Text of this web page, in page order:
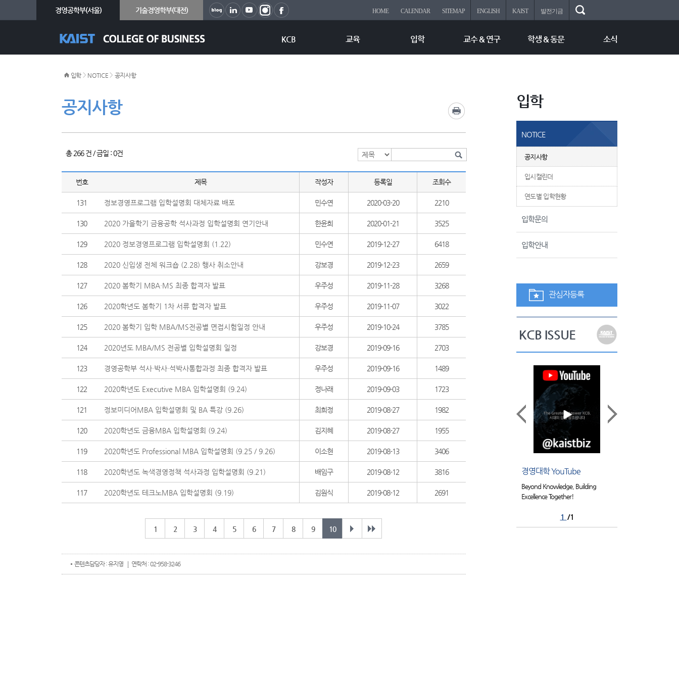
경영공학부(서울) 기술경영학부(대전) HOME CALENDAR SITEMAP ENGLISH KAIST 발전기금
KCB 교육 입학 교수 & 연구 학생 & 동문 소식
공지사항
입학 > NOTICE > 공지사항
총 266 건 / 금일 : 0건
번호 제목 작성자 등록일 조회수
131 정보경영프로그램 입학설명회 대체자료 배포 민수연 2020-03-20 2210
130 2020 가을학기 금융공학 석사과정 입학설명회 연기안내 한윤희 2020-01-21 3525
129 2020 정보경영프로그램 입학설명회 (1.22) 민수연 2019-12-27 6418
128 2020 신입생 전체 워크숍 (2.28) 행사 취소안내 강보경 2019-12-23 2659
127 2020 봄학기 MBA·MS 최종 합격자 발표 우주성 2019-11-28 3268
126 2020학년도 봄학기 1차 서류 합격자 발표 우주성 2019-11-07 3022
125 2020 봄학기 입학 MBA/MS전공별 면접시험일정 안내 우주성 2019-10-24 3785
124 2020년도 MBA/MS 전공별 입학설명회 일정 강보경 2019-09-16 2703
123 경영공학부 석사·박사·석박사통합과정 최종 합격자 발표 우주성 2019-09-16 1489
122 2020학년도 Executive MBA 입학설명회 (9.24) 정나래 2019-09-03 1723
121 정보미디어MBA 입학설명회 및 BA 특강 (9.26) 최희정 2019-08-27 1982
120 2020학년도 금융MBA 입학설명회 (9.24) 김지혜 2019-08-27 1955
119 2020학년도 Professional MBA 입학설명회 (9.25 / 9.26) 이소현 2019-08-13 3406
118 2020학년도 녹색경영정책 석사과정 입학설명회 (9.21) 배임구 2019-08-12 3816
117 2020학년도 테크노MBA 입학설명회 (9.19) 김원식 2019-08-12 2691
1 2 3 4 5 6 7 8 9 10
콘텐츠담당자 : 유지영 연락처 : 02-958-3246
입학
NOTICE
공지사항
입시캘린더
연도별 입학현황
입학문의
입학안내
관심자등록
KCB ISSUE
경영대학 YouTube
Beyond Knowledge, Building
Excellence Together!
1 /1